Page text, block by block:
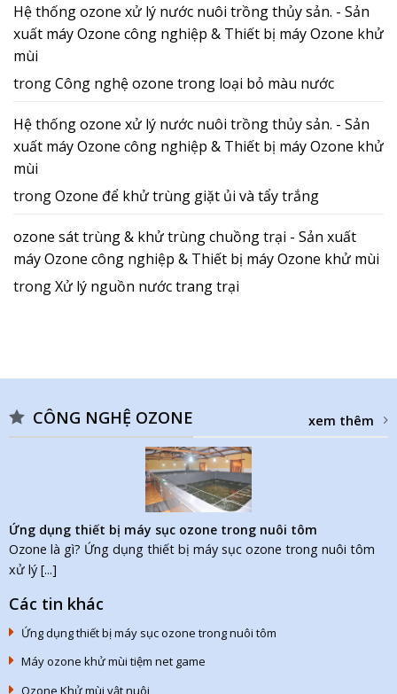
Hệ thống ozone xử lý nước nuôi trồng thủy sản. - Sản
xuất máy Ozone công nghiệp & Thiết bị máy Ozone khử
mùi
trongCông nghệ ozone trong loại bỏ màu nước
Hệ thống ozone xử lý nước nuôi trồng thủy sản. - Sản
xuất máy Ozone công nghiệp & Thiết bị máy Ozone khử
mùi
trongOzone để khử trùng giặt ủi và tẩy trắng
ozone sát trùng & khử trùng chuồng trại - Sản xuất
máy Ozone công nghiệp & Thiết bị máy Ozone khử mùi
trongXử lý nguồn nước trang trại
CÔNG NGHỆ OZONE xem thêm
Ứng dụng thiết bị máy sục ozone trong nuôi tôm
Ozone là gì? Ứng dụng thiết bị máy sục ozone trong nuôi tôm
xử lý [...]
Các tin khác
Ứng dụng thiết bị máy sục ozone trong nuôi tôm
Máy ozone khử mùi tiệm net game
Ozone Khử mùi vật nuôi